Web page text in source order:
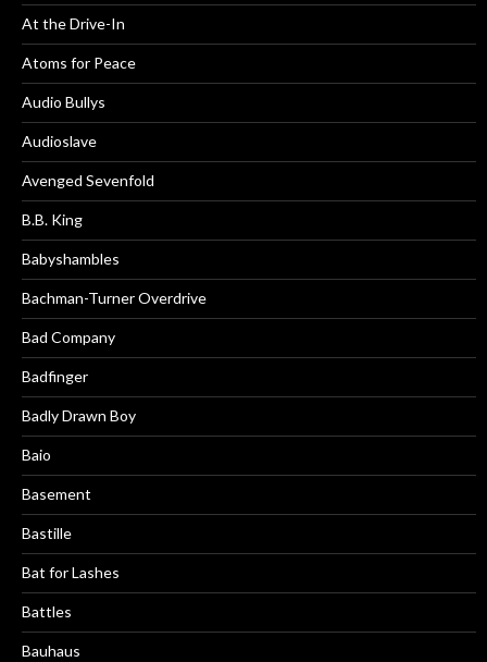
At the Drive-In
Atoms for Peace
Audio Bullys
Audioslave
Avenged Sevenfold
B.B. King
Babyshambles
Bachman-Turner Overdrive
Bad Company
Badfinger
Badly Drawn Boy
Baio
Basement
Bastille
Bat for Lashes
Battles
Bauhaus